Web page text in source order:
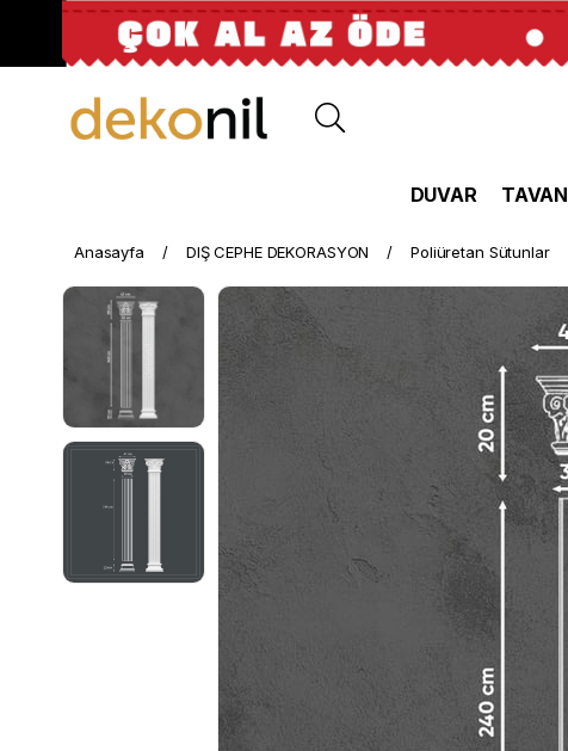
DUVAR TAVAN
Anasayfa DIŞ CEPHE DEKORASYON Poliüretan Sütunlar